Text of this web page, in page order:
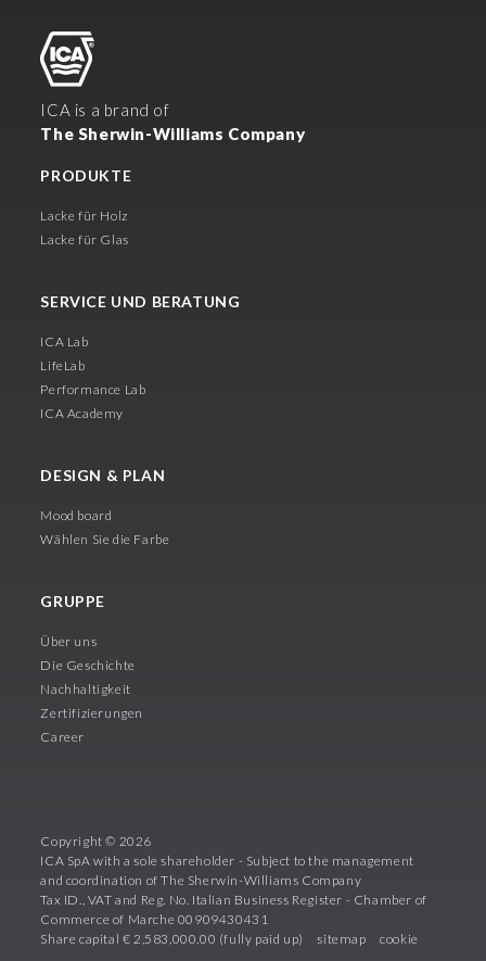
ICA is a brand of
The Sherwin-Williams Company
PRODUKTE
Lacke für Holz
Lacke für Glas
SERVICE UND BERATUNG
ICA Lab
LifeLab
Performance Lab
ICA Academy
DESIGN & PLAN
Mood board
Wählen Sie die Farbe
GRUPPE
Über uns
Die Geschichte
Nachhaltigkeit
Zertifizierungen
Career
Copyright © 2026
ICA SpA with a sole shareholder - Subject to the management
and coordination of The Sherwin-Williams Company
Tax ID., VAT and Reg. No. Italian Business Register - Chamber of
Commerce of Marche 00909430431
Share capital € 2,583,000.00 (fully paid up)
sitemap cookie